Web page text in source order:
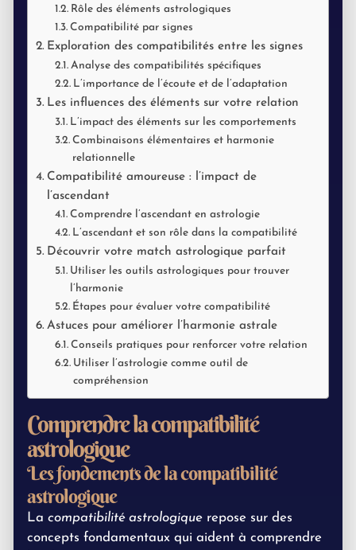
Rôle des éléments astrologiques
Compatibilité par signes
Exploration des compatibilités entre les signes
Analyse des compatibilités spécifiques
L’importance de l’écoute et de l’adaptation
Les influences des éléments sur votre relation
L’impact des éléments sur les comportements
Combinaisons élémentaires et harmonie
relationnelle
Compatibilité amoureuse : l’impact de
l’ascendant
Comprendre l’ascendant en astrologie
L’ascendant et son rôle dans la compatibilité
Découvrir votre match astrologique parfait
Utiliser les outils astrologiques pour trouver
l’harmonie
Étapes pour évaluer votre compatibilité
Astuces pour améliorer l’harmonie astrale
Conseils pratiques pour renforcer votre relation
Utiliser l’astrologie comme outil de
compréhension
Comprendre la compatibilité
astrologique
Les fondements de la compatibilité
astrologique
La compatibilité astrologique repose sur des
concepts fondamentaux qui aident à comprendre